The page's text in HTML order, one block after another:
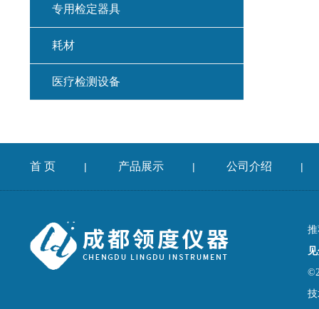
专用检定器具
耗材
医疗检测设备
首 页 | 产品展示 | 公司介绍 |